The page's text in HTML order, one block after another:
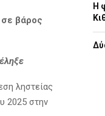
βάρος
ληστείας
2025 στην
Η